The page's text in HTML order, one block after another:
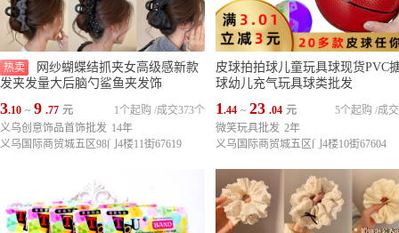
热卖
网纱蝴蝶结抓夹女高级感新款
发夹发量大后脑勺鲨鱼夹发饰
3.10 ~ 9 .77 元 成交373个
1个起购 /
义乌创意饰品首饰批发 14年
义乌国际商贸城五区98门4楼11街67619
皮球拍拍球儿童玩具球现货PVC
球幼儿充气玩具球类批发
1.44 ~ 23 .04 元 成
5个起购 /
微笑玩具批发 2年
义乌国际商贸城五区门4楼10街67604